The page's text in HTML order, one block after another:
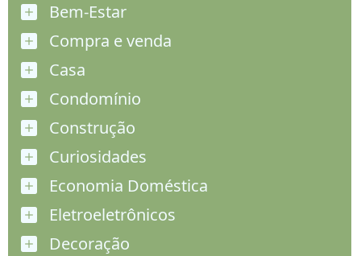
Bem-Estar
Compra e venda
Casa
Condomínio
Construção
Curiosidades
Economia Doméstica
Eletroeletrônicos
Decoração